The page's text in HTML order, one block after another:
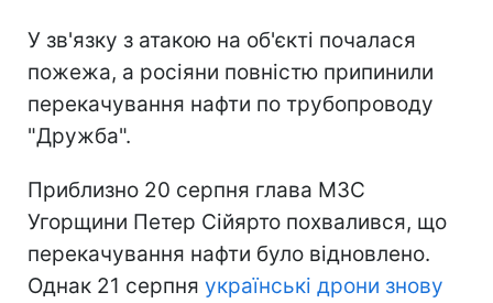
У зв'язку з атакою на об'єкті почалася
пожежа, а росіяни повністю припинили
перекачування нафти по трубопроводу
"Дружба".
Приблизно 20 серпня глава МЗС
Угорщини Петер Сійярто похвалився, що
перекачування нафти було відновлено.
Однак 21 серпня українські дрони знову